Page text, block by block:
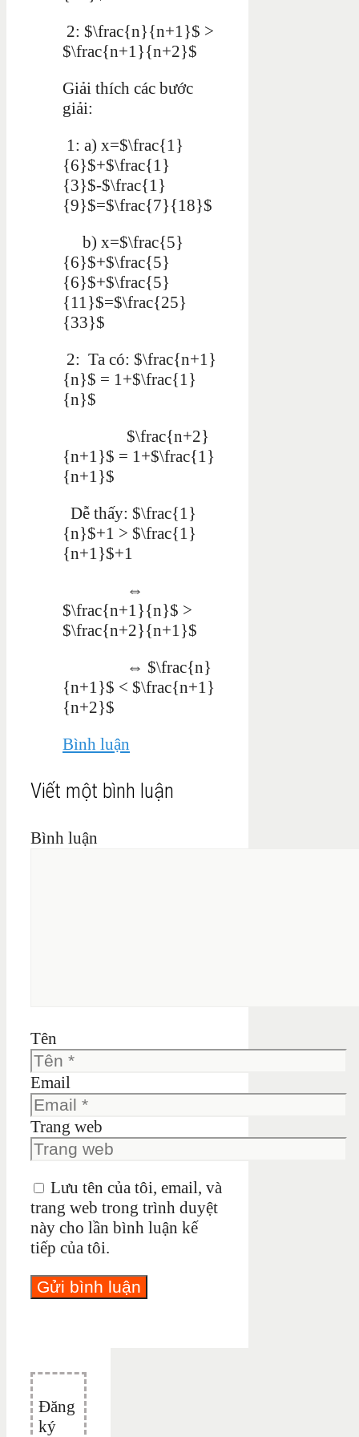
2: $\frac{n}{n+1}$ >
$\frac{n+1}{n+2}$
Giải thích các bước
giải:
1: a) x=$\frac{1}
{6}$+$\frac{1}
{3}$-$\frac{1}
{9}$=$\frac{7}{18}$
b) x=$\frac{5}
{6}$+$\frac{5}
{6}$+$\frac{5}
{11}$=$\frac{25}
{33}$
2: Ta có: $\frac{n+1}
{n}$ = 1+$\frac{1}
{n}$
$\frac{n+2}
{n+1}$ = 1+$\frac{1}
{n+1}$
Dễ thấy: $\frac{1}
{n}$+1 > $\frac{1}
{n+1}$+1
⇔
$\frac{n+1}{n}$ >
$\frac{n+2}{n+1}$
⇔ $\frac{n}
{n+1}$ < $\frac{n+1}
{n+2}$
Bình luận
Viết một bình luận
Bình luận
Tên
Email
Trang web
Lưu tên của tôi, email, và
trang web trong trình duyệt
này cho lần bình luận kế
tiếp của tôi.
Đăng
ký